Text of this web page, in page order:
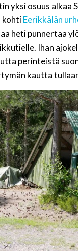
yksi osuus alkaa
kohtiEerikkälän
heti punnertaa
Ihan
perinteistä
kautta